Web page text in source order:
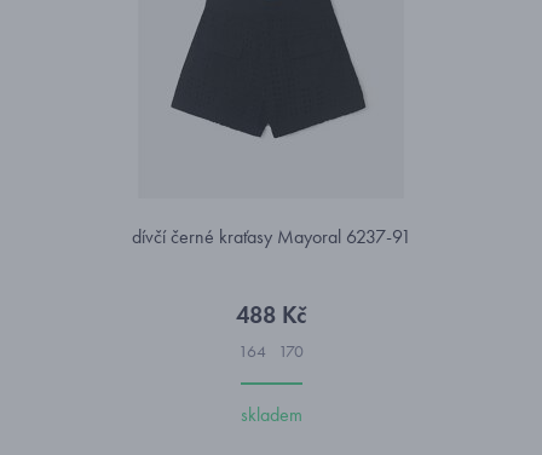
dívčí černé kraťasy Mayoral 6237-91
488 Kč
164 170
skladem